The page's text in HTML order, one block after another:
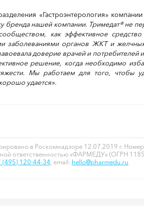
«Гастроэнтерология»
бренда нашей компании. Тримедат® не
как эффективное средство
заболеваниями органов ЖКТ и
доверие врачей и потребителей
решение, когда необходимо
Мы работаем для того, чтобы
удается».
в Роскомнадзоре 12.07.2019 г.
ответственностью «ФАРМЕДУ» (ОГРН
(495) 120-44-34 , email: hello@pharmedu.ru